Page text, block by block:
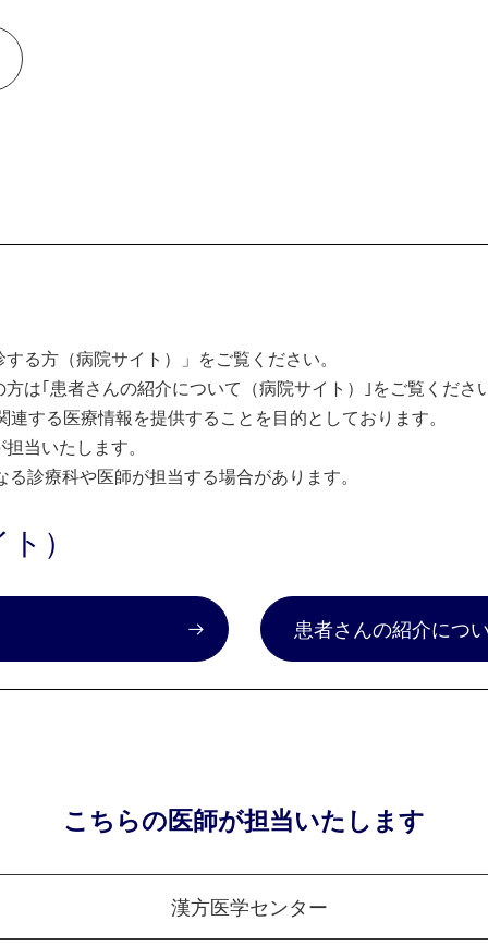
る方（病院サイト）」をご覧ください。
は｢患者さんの紹介について（病院サイト）｣をご覧くださ
する医療情報を提供することを目的としております。
当いたします。
診療科や医師が担当する場合があります。
）
患者さんの紹介につ
こちらの医師が担当いたします
漢方医学センター